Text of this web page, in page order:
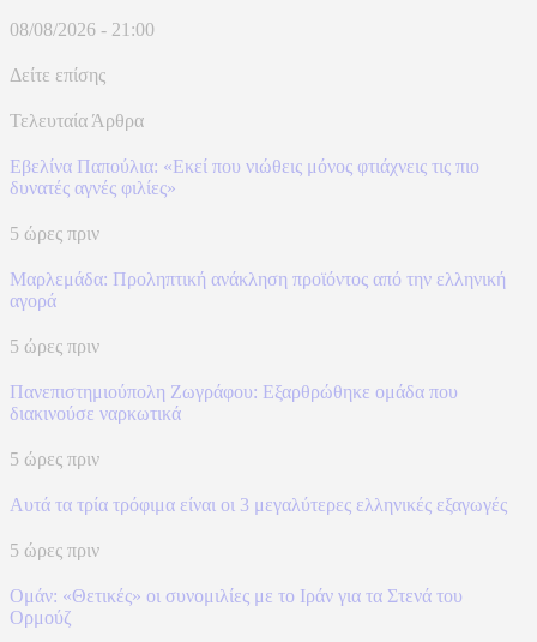
08/08/2026 - 21:00
Δείτε επίσης
Τελευταία Άρθρα
Εβελίνα Παπούλια: «Εκεί που νιώθεις μόνος φτιάχνεις τις πιο
δυνατές αγνές φιλίες»
5 ώρες πριν
Μαρλεμάδα: Προληπτική ανάκληση προϊόντος από την ελληνική
αγορά
5 ώρες πριν
Πανεπιστημιούπολη Ζωγράφου: Εξαρθρώθηκε ομάδα που
διακινούσε ναρκωτικά
5 ώρες πριν
Αυτά τα τρία τρόφιμα είναι οι 3 μεγαλύτερες ελληνικές εξαγωγές
5 ώρες πριν
Ομάν: «Θετικές» οι συνομιλίες με το Ιράν για τα Στενά του
Ορμούζ